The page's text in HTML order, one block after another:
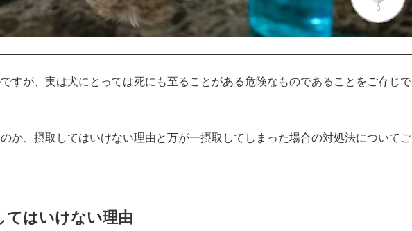
3
すが、実は犬にとっては死にも至ることがある危険なものであることをご存じで
か、摂取してはいけない理由と万が一摂取してしまった場合の対処法についてご
てはいけない理由